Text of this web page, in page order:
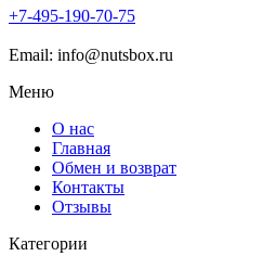
+7-495-190-70-75
Email: info@nutsbox.ru
Меню
О нас
Главная
Обмен и возврат
Контакты
Отзывы
Категории